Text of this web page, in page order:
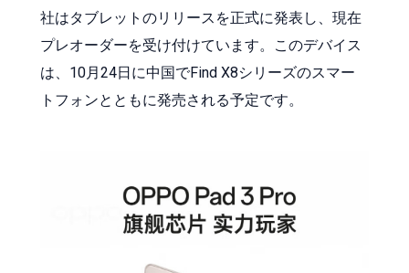
社はタブレットのリリースを正式に発表し、現在
プレオーダーを受け付けています。このデバイス
は、10月24日に中国でFind X8シリーズのスマー
トフォンとともに発売される予定です。